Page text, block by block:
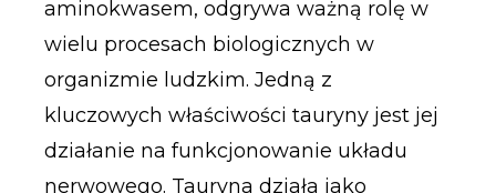
aminokwasem, odgrywa ważną rolę w
wielu procesach biologicznych w
organizmie ludzkim. Jedną z
kluczowych właściwości tauryny jest jej
działanie na funkcjonowanie układu
nerwowego. Tauryna działa jako